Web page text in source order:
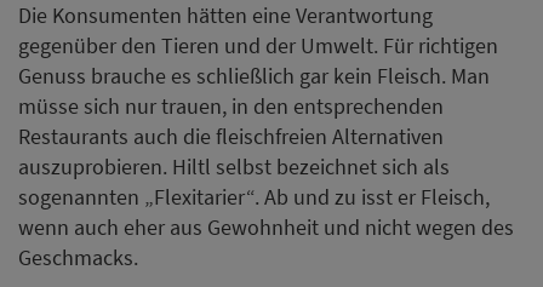
Die Konsumenten hätten eine Verantwortung
gegenüber den Tieren und der Umwelt. Für richtigen
Genuss brauche es schließlich gar kein Fleisch. Man
müsse sich nur trauen, in den entsprechenden
Restaurants auch die fleischfreien Alternativen
auszuprobieren. Hiltl selbst bezeichnet sich als
sogenannten „Flexitarier“. Ab und zu isst er Fleisch,
wenn auch eher aus Gewohnheit und nicht wegen des
Geschmacks.